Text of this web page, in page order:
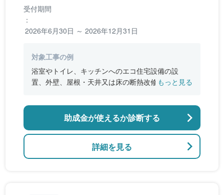
受付期間
：
2026年6月30日 ～ 2026年12月31日
対象工事の例
浴室やトイレ、キッチンへのエコ住宅設備の設
置、外壁、屋根・天井又は床の断熱改修、窓やド
のバリアフリー改修
もっと見る
詳細を見る
助成金が使えるか診断する